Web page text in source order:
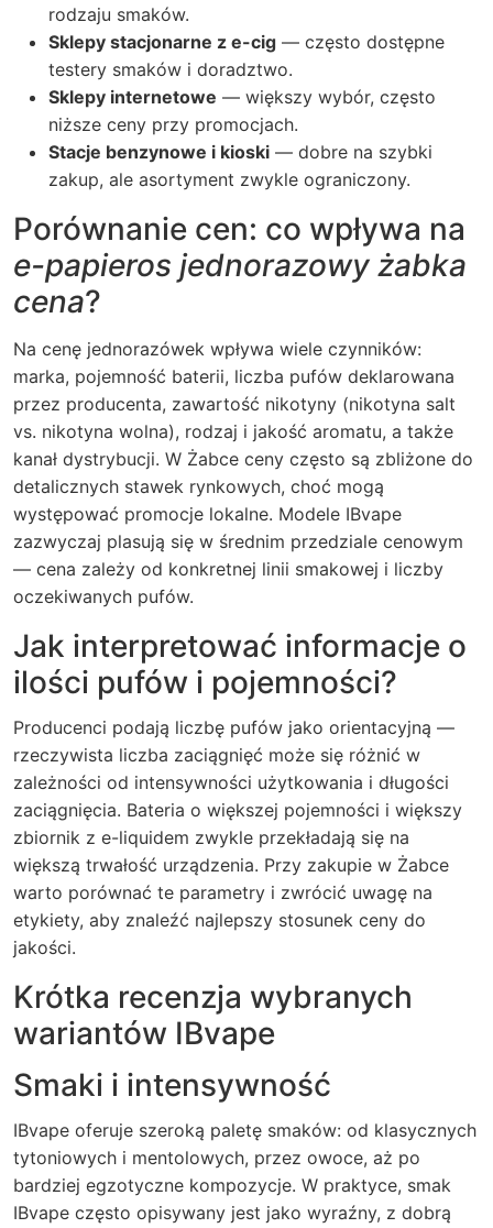
rodzaju smaków.
Sklepy stacjonarne z e-cig — często dostępne
testery smaków i doradztwo.
Sklepy internetowe — większy wybór, często
niższe ceny przy promocjach.
Stacje benzynowe i kioski — dobre na szybki
zakup, ale asortyment zwykle ograniczony.
Porównanie cen: co wpływa na
e-papieros jednorazowy żabka
cena?
Na cenę jednorazówek wpływa wiele czynników:
marka, pojemność baterii, liczba pufów deklarowana
przez producenta, zawartość nikotyny (nikotyna salt
vs. nikotyna wolna), rodzaj i jakość aromatu, a także
kanał dystrybucji. W Żabce ceny często są zbliżone do
detalicznych stawek rynkowych, choć mogą
występować promocje lokalne. Modele IBvape
zazwyczaj plasują się w średnim przedziale cenowym
— cena zależy od konkretnej linii smakowej i liczby
oczekiwanych pufów.
Jak interpretować informacje o
ilości pufów i pojemności?
Producenci podają liczbę pufów jako orientacyjną —
rzeczywista liczba zaciągnięć może się różnić w
zależności od intensywności użytkowania i długości
zaciągnięcia. Bateria o większej pojemności i większy
zbiornik z e-liquidem zwykle przekładają się na
większą trwałość urządzenia. Przy zakupie w Żabce
warto porównać te parametry i zwrócić uwagę na
etykiety, aby znaleźć najlepszy stosunek ceny do
jakości.
Krótka recenzja wybranych
wariantów IBvape
Smaki i intensywność
IBvape oferuje szeroką paletę smaków: od klasycznych
tytoniowych i mentolowych, przez owoce, aż po
bardziej egzotyczne kompozycje. W praktyce, smak
IBvape często opisywany jest jako wyraźny, z dobrą